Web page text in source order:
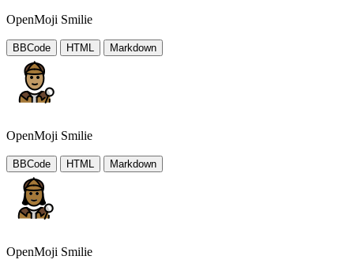
OpenMoji Smilie
BBCode HTML Markdown
OpenMoji Smilie
BBCode HTML Markdown
OpenMoji Smilie